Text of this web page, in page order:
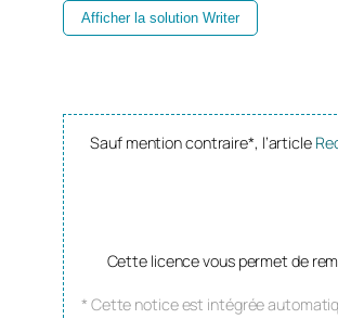
Afficher la solution Writer
Sauf mention contraire*, l’article
Cette licence vous permet de
* Cette notice est intégrée